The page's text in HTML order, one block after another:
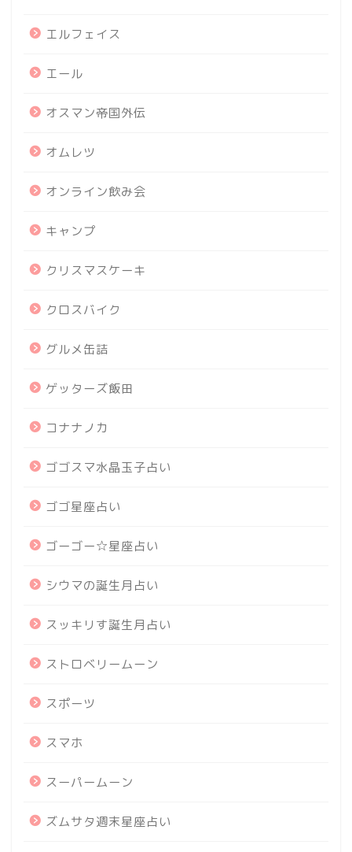
エルフェイス
エール
オスマン帝国外伝
オムレツ
オンライン飲み会
キャンプ
クリスマスケーキ
クロスバイク
グルメ缶詰
ゲッターズ飯田
コナナノカ
ゴゴスマ水晶玉子占い
ゴゴ星座占い
ゴーゴー☆星座占い
シウマの誕生月占い
スッキリす誕生月占い
ストロベリームーン
スポーツ
スマホ
スーパームーン
ズムサタ週末星座占い